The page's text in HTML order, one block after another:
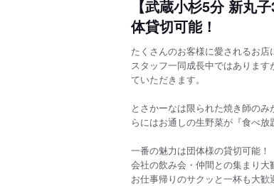
【武蔵小杉5分 新丸
体貸切可能！
たくさんのお客様に愛されるお店
スタッフ一同成長中ではありま
ていただきます。
とさかーなは限られた焼き師の
らにはお通しの生野菜が『食べ放
一番の魅力は団体様の貸切可能！
会社の飲み会・仲間との集まり大
お仕事帰りのサクッと一杯も大歓